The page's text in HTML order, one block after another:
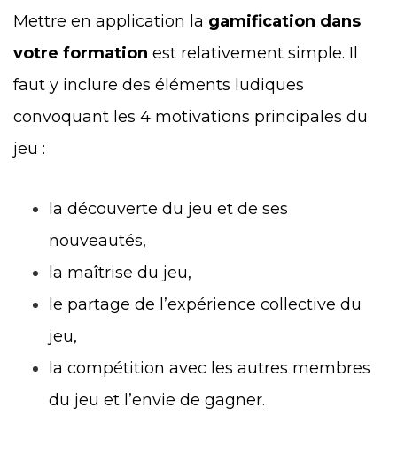
Mettre en application la gamification dans
votre formation est relativement simple. Il
faut y inclure des éléments ludiques
convoquant les 4 motivations principales du
jeu :
la découverte du jeu et de ses
nouveautés,
la maîtrise du jeu,
le partage de l’expérience collective du
jeu,
la compétition avec les autres membres
du jeu et l’envie de gagner.